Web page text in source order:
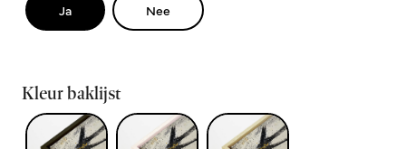
Ja Nee
Kleur baklijst